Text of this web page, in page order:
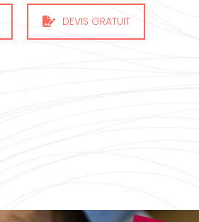
DEVIS GRATUIT